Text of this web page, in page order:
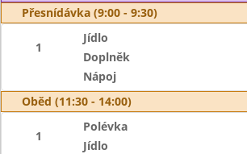
Přesnídávka (9:00 - 9:30)
1
Jídlo
Doplněk
Nápoj
Oběd (11:30 - 14:00)
1
Polévka
Jídlo